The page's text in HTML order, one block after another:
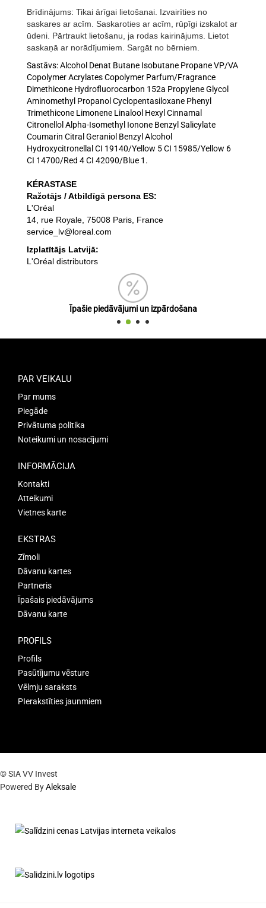
Brīdinājums: Tikai ārīgai lietošanai. Izvairīties no
saskares ar acīm. Saskaroties ar acīm, rūpīgi izskalot ar
ūdeni. Pārtraukt lietošanu, ja rodas kairinājums. Lietot
saskaņā ar norādījumiem. Sargāt no bērniem.
Sastāvs:Alcohol Denat Butane Isobutane PropaneVP/VA
CopolymerAcrylates Copolymer Parfum/Fragrance
Dimethicone Hydrofluorocarbon 152a Propylene Glycol
Aminomethyl Propanol Cyclopentasiloxane Phenyl
Trimethicone Limonene Linalool Hexyl Cinnamal
Citronellol Alpha-Isomethyl Ionone Benzyl Salicylate
Coumarin Citral Geraniol Benzyl Alcohol
Hydroxycitronellal CI 19140/Yellow 5CI 15985/Yellow 6
CI 14700/Red 4CI 42090/Blue 1 .
KÉRASTASE
Ražotājs / Atbildīgā persona ES:
L'Oréal
14, rue Royale, 75008 Paris, France
service_lv@loreal.com
Izplatītājs Latvijā:
L'Oréal distributors
Īpašie piedāvājumi un izpārdošana
PAR VEIKALU
Par mums
Piegāde
Privātuma politika
Noteikumi un nosacījumi
INFORMĀCIJA
Kontakti
Atteikumi
Vietnes karte
EKSTRAS
Zīmoli
Dāvanu kartes
Partneris
Īpašais piedāvājums
Dāvanu karte
PROFILS
Profils
Pasūtījumu vēsture
Vēlmju saraksts
PIerakstīties jaunmiem
© SIA VV Invest
Powered ByAleksale